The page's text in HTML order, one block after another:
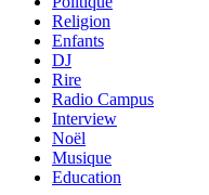
Religion
Enfants
DJ
Rire
Radio Campus
Interview
Noël
Musique
Education